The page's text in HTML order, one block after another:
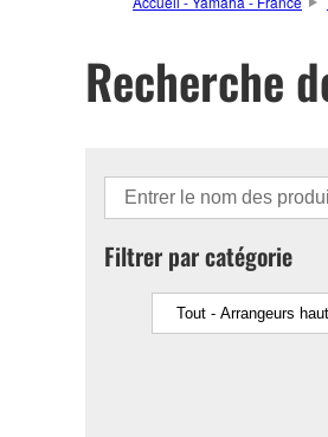
Recherche
Filtrer par catégorie